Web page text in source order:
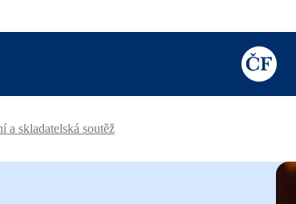
TODO:
a skladatelská soutěž